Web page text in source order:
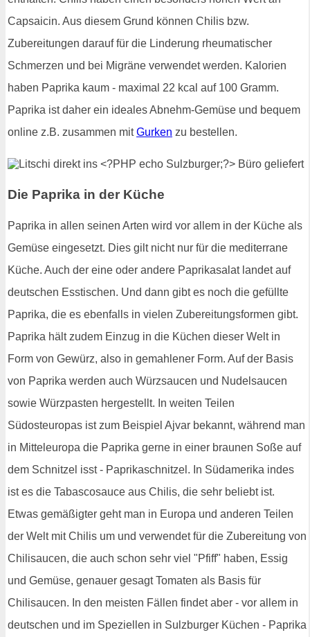
Capsaicin. Aus diesem Grund können Chilis bzw.
Zubereitungen darauf für die Linderung rheumatischer
Schmerzen und bei Migräne verwendet werden. Kalorien
haben Paprika kaum - maximal 22 kcal auf 100 Gramm.
Paprika ist daher ein ideales Abnehm-Gemüse und bequem
online z.B. zusammen mitGurken zu bestellen.
Die Paprika in der Küche
Paprika in allen seinen Arten wird vor allem in der Küche als
Gemüse eingesetzt. Dies gilt nicht nur für die mediterrane
Küche. Auch der eine oder andere Paprikasalat landet auf
deutschen Esstischen. Und dann gibt es noch die gefüllte
Paprika, die es ebenfalls in vielen Zubereitungsformen gibt.
Paprika hält zudem Einzug in die Küchen dieser Welt in
Form von Gewürz, also in gemahlener Form. Auf der Basis
von Paprika werden auch Würzsaucen und Nudelsaucen
sowie Würzpasten hergestellt. In weiten Teilen
Südosteuropas ist zum Beispiel Ajvar bekannt, während man
in Mitteleuropa die Paprika gerne in einer braunen Soße auf
dem Schnitzel isst - Paprikaschnitzel. In Südamerika indes
ist es die Tabascosauce aus Chilis, die sehr beliebt ist.
Etwas gemäßigter geht man in Europa und anderen Teilen
der Welt mit Chilis um und verwendet für die Zubereitung von
Chilisaucen, die auch schon sehr viel "Pfiff" haben, Essig
und Gemüse, genauer gesagt Tomaten als Basis für
Chilisaucen. In den meisten Fällen findet aber - vor allem in
deutschen und im Speziellen in Sulzburger Küchen - Paprika